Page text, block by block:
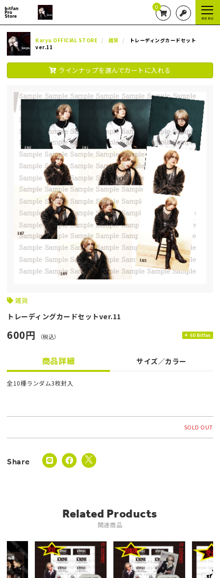
0
MENU
Karyu OFFICIAL STORE 雑貨
トレーディングカードセット
ver.11
ラインナップを選んでカートに入れる
雑貨
トレーディングカードセットver.11
600円 （税込） 60 Bitfan
商品詳細 サイズ／カラー
全10種ランダム3枚封入
SOLD OUT
Related Products
関連商品